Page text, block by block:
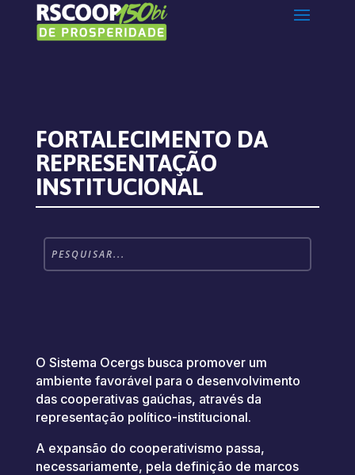
FORTALECIMENTO DA
REPRESENTAÇÃO
INSTITUCIONAL
O Sistema Ocergs busca promover um
ambiente favorável para o desenvolvimento
das cooperativas gaúchas, através da
representação político-institucional.
A expansão do cooperativismo passa,
necessariamente, pela definição de marcos